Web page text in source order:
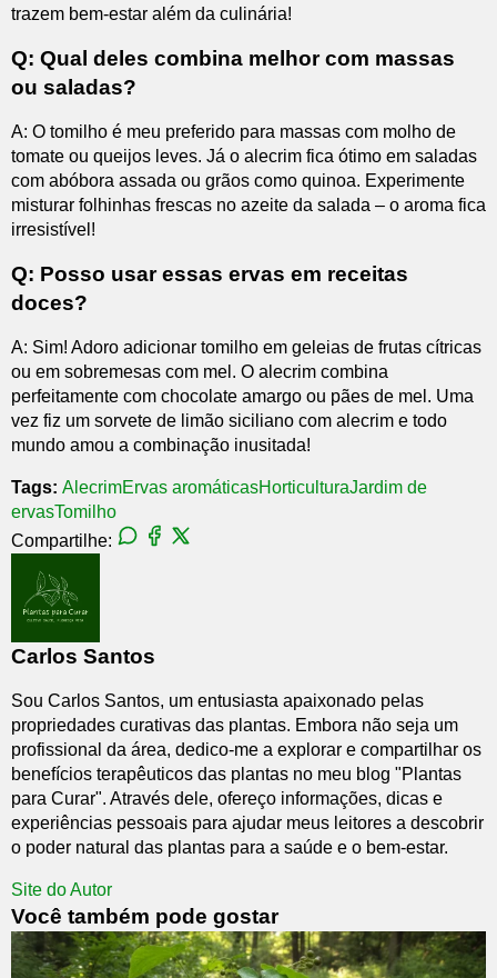
trazem bem-estar além da culinária!
Q: Qual deles combina melhor com massas
ou saladas?
A: O tomilho é meu preferido para massas com molho de
tomate ou queijos leves. Já o alecrim fica ótimo em saladas
com abóbora assada ou grãos como quinoa. Experimente
misturar folhinhas frescas no azeite da salada – o aroma fica
irresistível!
Q: Posso usar essas ervas em receitas
doces?
A: Sim! Adoro adicionar tomilho em geleias de frutas cítricas
ou em sobremesas com mel. O alecrim combina
perfeitamente com chocolate amargo ou pães de mel. Uma
vez fiz um sorvete de limão siciliano com alecrim e todo
mundo amou a combinação inusitada!
Tags: AlecrimErvas aromáticasHorticulturaJardim de
ervasTomilho
Compartilhe:
Carlos Santos
Sou Carlos Santos, um entusiasta apaixonado pelas
propriedades curativas das plantas. Embora não seja um
profissional da área, dedico-me a explorar e compartilhar os
benefícios terapêuticos das plantas no meu blog "Plantas
para Curar". Através dele, ofereço informações, dicas e
experiências pessoais para ajudar meus leitores a descobrir
o poder natural das plantas para a saúde e o bem-estar.
Site do Autor
Você também pode gostar